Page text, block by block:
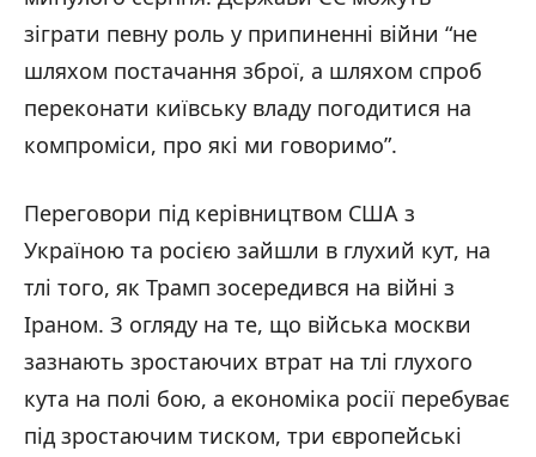
зіграти певну роль у припиненні війни “не
шляхом постачання зброї, а шляхом спроб
переконати київську владу погодитися на
компроміси, про які ми говоримо”.
Переговори під керівництвом США з
Україною та росією зайшли в глухий кут, на
тлі того, як Трамп зосередився на війні з
Іраном. З огляду на те, що війська москви
зазнають зростаючих втрат на тлі глухого
кута на полі бою, а економіка росії перебуває
під зростаючим тиском, три європейські